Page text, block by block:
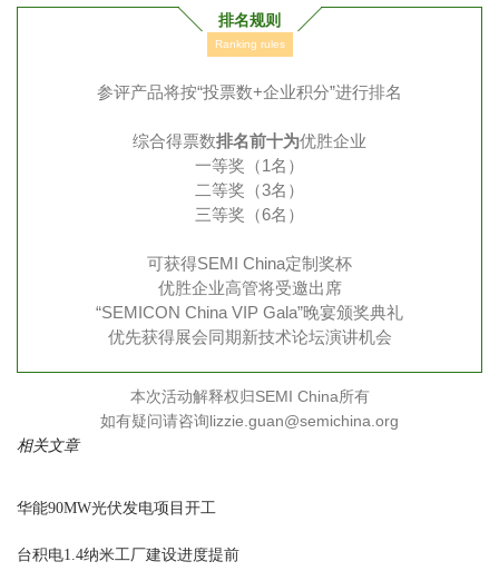
排名规则
Ranking rules
参评产品将按“投票数+企业积分”进行排名
综合得票数排名前十为优胜企业
一等奖（1名）
二等奖（3名）
三等奖（6名）
可获得SEMI China定制奖杯
优胜企业高管将受邀出席
“SEMICON China VIP Gala”晚宴颁奖典礼
优先获得展会同期新技术论坛演讲机会
本次活动解释权归SEMI China所有
如有疑问请咨询lizzie.guan@semichina.org
相关文章
华能90MW光伏发电项目开工
台积电1.4纳米工厂建设进度提前